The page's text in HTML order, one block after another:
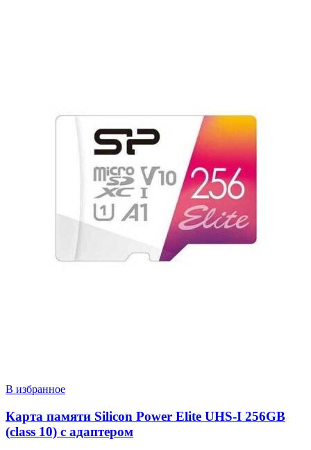
В избранное
Карта памяти Silicon Power Elite UHS-I 256GB
(class 10) с адаптером